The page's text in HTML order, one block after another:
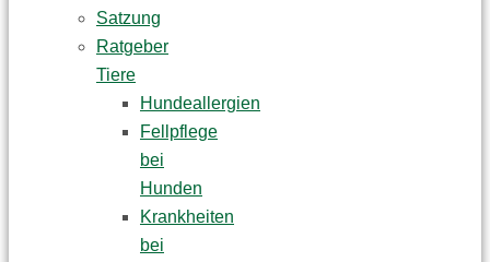
Satzung
Ratgeber
Tiere
Hundeallergien
Fellpflege
bei
Hunden
Krankheiten
bei